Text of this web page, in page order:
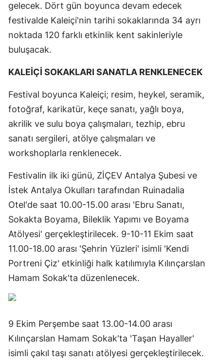
gelecek. Dört gün boyunca devam edecek
festivalde Kaleiçi'nin tarihi sokaklarında 34 ayrı
noktada 120 farklı etkinlik kent sakinleriyle
buluşacak.
KALEİÇİ SOKAKLARI SANATLA RENKLENECEK
Festival boyunca Kaleiçi; resim, heykel, seramik,
fotoğraf, karikatür, keçe sanatı, yağlı boya,
akrilik ve sulu boya çalışmaları, tezhip, ebru
sanatı sergileri, atölye çalışmaları ve
workshoplarla renklenecek.
Festivalin ilk iki günü, ZİÇEV Antalya Şubesi ve
İstek Antalya Okulları tarafından Ruinadalia
Otel'de saat 10.00-15.00 arası 'Ebru Sanatı,
Sokakta Boyama, Bileklik Yapımı ve Boyama
Atölyesi' gerçekleştirilecek. 9-10-11 Ekim saat
11.00-18.00 arası 'Şehrin Yüzleri' isimli 'Kendi
Portreni Çiz' etkinliği halk katılımıyla Kılınçarslan
Hamam Sokak'ta düzenlenecek.
9 Ekim Perşembe saat 13.00-14.00 arası
Kılınçarslan Hamam Sokak'ta 'Taşan Hayaller'
isimli çakıl taşı sanatı atölyesi gerçekleştirilecek.